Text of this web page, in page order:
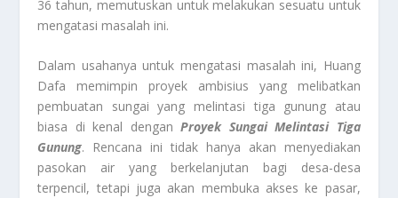
36 tahun, memutuskan untuk melakukan sesuatu untuk
mengatasi masalah ini.
Dalam usahanya untuk mengatasi masalah ini, Huang
Dafa memimpin proyek ambisius yang melibatkan
pembuatan sungai yang melintasi tiga gunung atau
biasa di kenal denganProyek Sungai Melintasi Tiga
Gunung. Rencana ini tidak hanya akan menyediakan
pasokan air yang berkelanjutan bagi desa-desa
terpencil, tetapi juga akan membuka akses ke pasar,